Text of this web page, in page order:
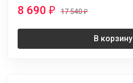
8 690 ₽ 17 540₽
В корзину